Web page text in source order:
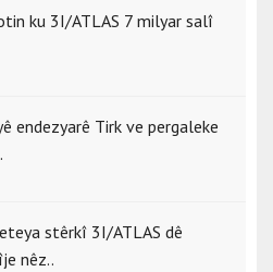
ku 3I/ATLAS 7 milyar salî
endezyarê Tirk ve pergaleke
stêrkî 3I/ATLAS dê
nêz..